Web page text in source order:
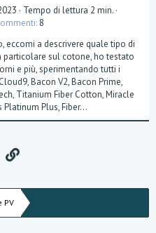
Tempo di lettura 2 min.
8
eccomi a descrivere quale tipo di
particolare sul cotone, ho testato
e più, sperimentando tutti i
Bacon V2, Bacon Prime,
Titanium Fiber Cotton, Miracle
Platinum Plus, Fiber...
e-mail
PV